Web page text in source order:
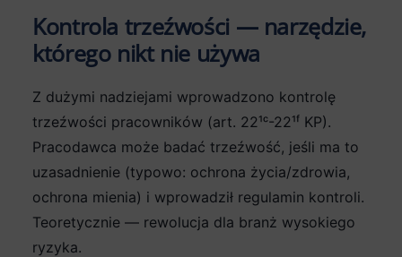
Kontrola trzeźwości — narzędzie,
którego nikt nie używa
Z dużymi nadziejami wprowadzono kontrolę
trzeźwości pracowników (art. 22¹ᶜ-22¹ᶠ KP).
Pracodawca może badać trzeźwość, jeśli ma to
uzasadnienie (typowo: ochrona życia/zdrowia,
ochrona mienia) i wprowadził regulamin kontroli.
Teoretycznie — rewolucja dla branż wysokiego
ryzyka.